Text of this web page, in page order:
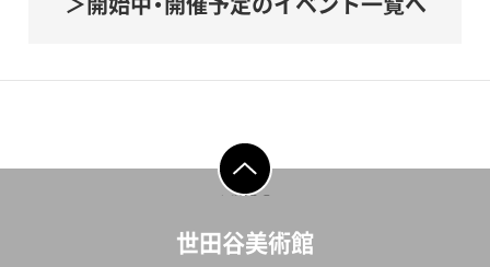
開始中・開催予定のイベント一覧へ
世田谷美術館